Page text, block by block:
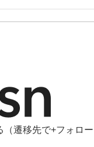
（遷移先で+フォロ